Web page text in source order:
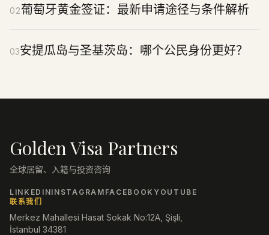
02葡萄牙黄金签证：最新申请途径与条件解析
03安提瓜岛与圣基茨岛：哪个公民身份更好？
Golden Visa Partners
全球居留、入籍与投资咨询
LINKEDININSTAGRAM FACEBOOK YOUTUBE
联系我们
Merkez Mahallesi Hasat Sokak No:12A, Şişli,
İstanbul 34381